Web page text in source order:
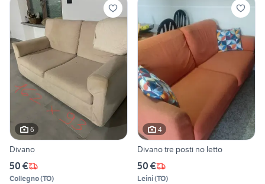
6
Divano
50 €
Collegno(TO)
4
Divano tre posti no letto
50 €
Leini(TO)